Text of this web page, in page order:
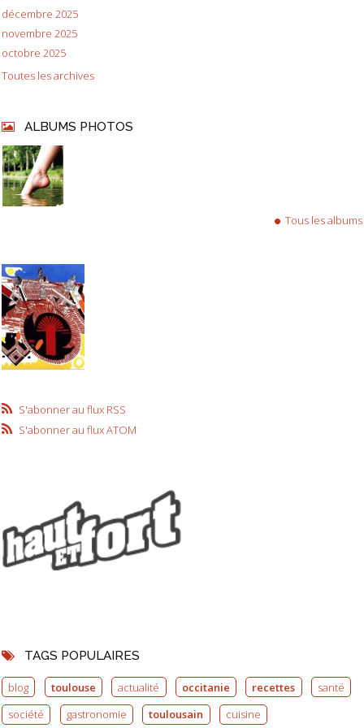
décembre 2025
novembre 2025
octobre 2025
Toutes les archives
ALBUMS PHOTOS
Tous les albums
S'abonner au flux RSS
S'abonner au flux ATOM
TAGS POPULAIRES
blog toulouse actualité occitanie recettes
santé
société
gastronomie toulousain cuisine